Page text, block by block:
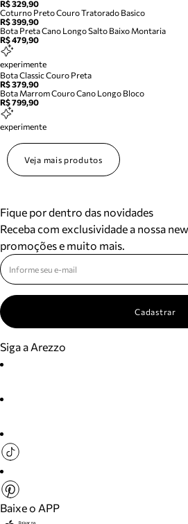
R$ 329,90
Coturno Preto Couro Tratorado Basico
R$ 399,90
Bota Preta Cano Longo Salto Baixo Montaria
R$ 479,90
experimente
Bota Classic Couro Preta
R$ 379,90
Bota Marrom Couro Cano Longo Bloco
R$ 799,90
experimente
Veja mais produtos
Fique por dentro das novidades
Receba com exclusividade a nossa
promoções e muito mais.
Cadastrar
Siga a Arezzo
Baixe o APP